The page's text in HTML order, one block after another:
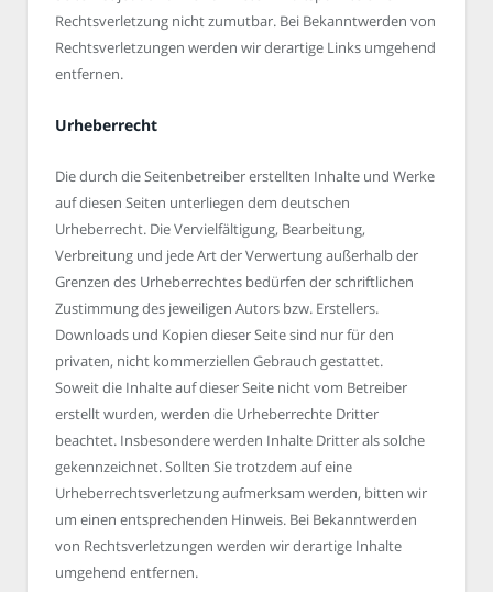
Rechtsverletzung nicht zumutbar. Bei Bekanntwerden von
Rechtsverletzungen werden wir derartige Links umgehend
entfernen.
Urheberrecht
Die durch die Seitenbetreiber erstellten Inhalte und Werke
auf diesen Seiten unterliegen dem deutschen
Urheberrecht. Die Vervielfältigung, Bearbeitung,
Verbreitung und jede Art der Verwertung außerhalb der
Grenzen des Urheberrechtes bedürfen der schriftlichen
Zustimmung des jeweiligen Autors bzw. Erstellers.
Downloads und Kopien dieser Seite sind nur für den
privaten, nicht kommerziellen Gebrauch gestattet.
Soweit die Inhalte auf dieser Seite nicht vom Betreiber
erstellt wurden, werden die Urheberrechte Dritter
beachtet. Insbesondere werden Inhalte Dritter als solche
gekennzeichnet. Sollten Sie trotzdem auf eine
Urheberrechtsverletzung aufmerksam werden, bitten wir
um einen entsprechenden Hinweis. Bei Bekanntwerden
von Rechtsverletzungen werden wir derartige Inhalte
umgehend entfernen.